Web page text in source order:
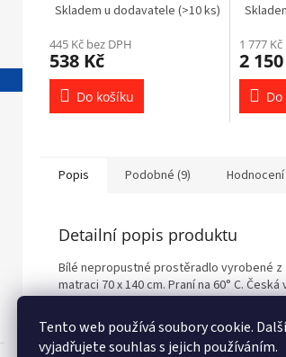
Tento web používá soubory cookie.
vyjadřujete souhlas s jejich používáním.
molitan-kokos bílá
Skladem u dodavatele (>10 ks)
445 Kč bez DPH
538 Kč
Do košíku
1 777
2
Popis Podobné (9) Hodnocení
Detailní popis produktu
Bílé nepropustné prostěradlo vyrobené
matraci 70 x 140 cm. Praní na 60° C.